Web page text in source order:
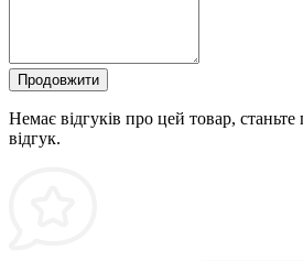
Продовжити
Немає відгуків про цей товар,
відгук.